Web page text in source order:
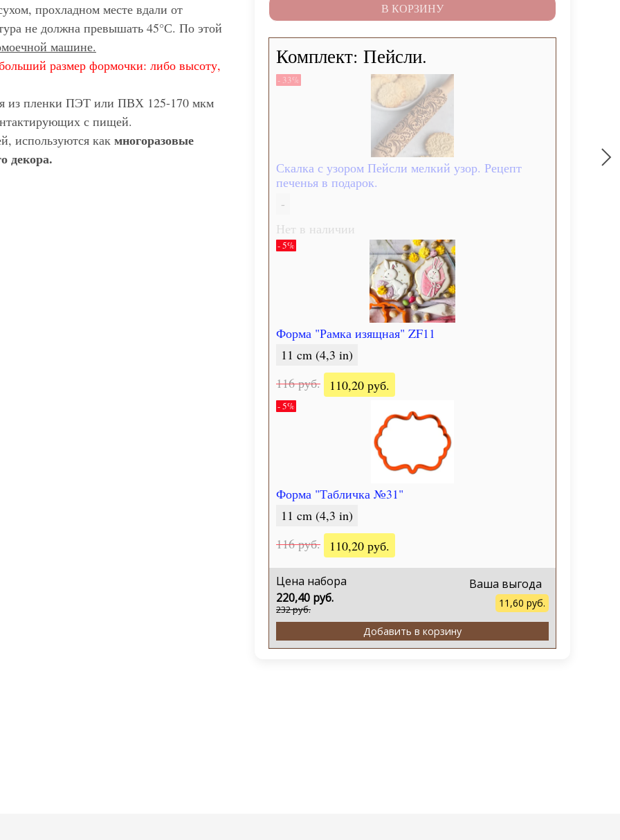
прохладном месте вдали от
не должна превышать 45°С. По этой
машине.
размер формочки: либо высоту,
из пленки ПЭТ или ПВХ 125-170 мкм
с пищей.
используются как многоразовые
декора.
В КОРЗИНУ
Комплект: Пейсли.
- 33%
Скалка с узором Пейсли мелкий узор. Рецепт
печенья в подарок.
-
Нет в наличии
- 5%
Форма "Рамка изящная" ZF11
11 cm (4,3 in)
116 руб.
110,20 руб.
- 5%
Форма "Табличка №31"
11 cm (4,3 in)
116 руб.
110,20 руб.
Цена набора
220,40 руб.
232 руб.
Ваша выгода
11,60 руб.
Добавить в корзину